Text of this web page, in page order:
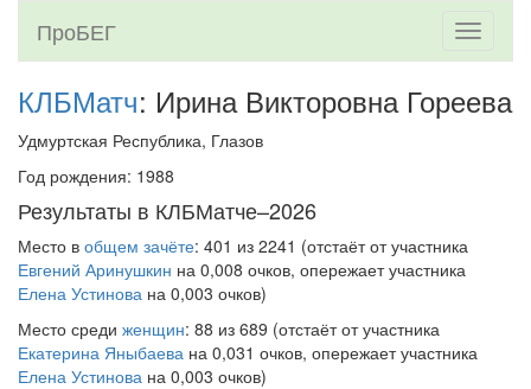
Toggle
ПроБЕГ
КЛБМатч: Ирина Викторовна Гореева
Удмуртская Республика, Глазов
Год рождения: 1988
Результаты в КЛБМатче–2026
Место в общем зачёте: 401 из 2241 (отстаёт от участника
Евгений Аринушкин на 0,008 очков, опережает участника
Елена Устинова на 0,003 очков)
Место среди женщин: 88 из 689 (отстаёт от участника
Екатерина Яныбаева на 0,031 очков, опережает участника
Елена Устинова на 0,003 очков)